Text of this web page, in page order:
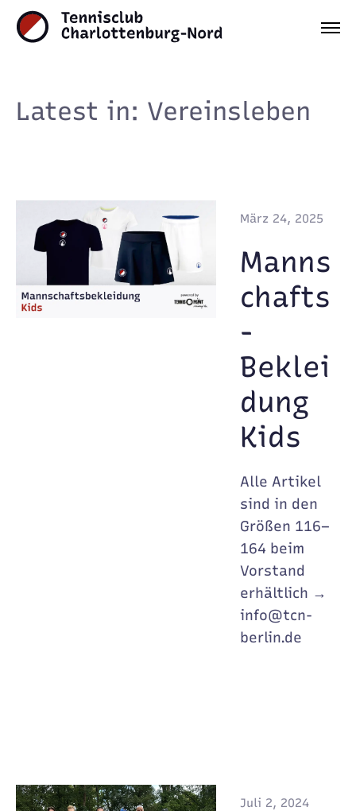
Latest in: Vereinsleben
März 24, 2025
Manns
chafts
-
Beklei
dung
Kids
Alle Artikel
sind in den
Größen 116–
164 beim
Vorstand
erhältlich →
info@tcn-
berlin.de
Juli 2, 2024